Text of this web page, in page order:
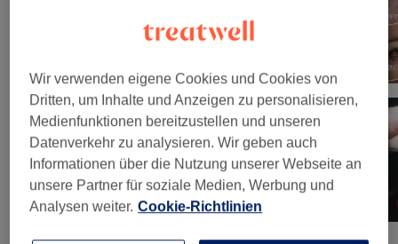
Wir verwenden eigene Cookies und Cookies von
Dritten, um Inhalte und Anzeigen zu personalisieren,
Medienfunktionen bereitzustellen und unseren
Datenverkehr zu analysieren. Wir geben auch
Informationen über die Nutzung unserer Webseite an
unsere Partner für soziale Medien, Werbung und
Analysen weiter. Cookie-Richtlinien